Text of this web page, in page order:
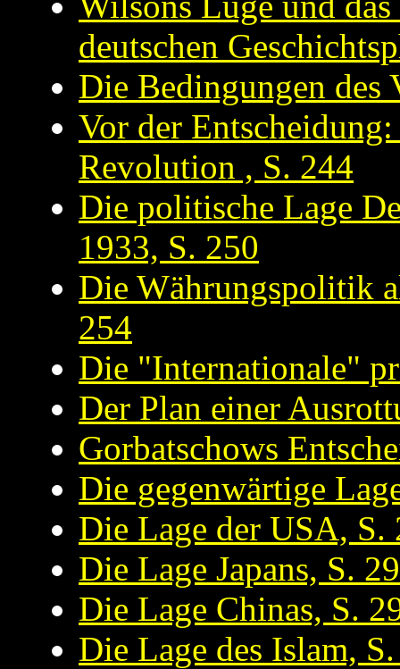
deutschen
Die Bedingungen des
Vor der
Revolution , S. 244
Die politische Lage
1933, S. 250
Die Währungspolitik
254
Die "Internationale"
Der Plan einer
Gorbatschows
Die gegenwärtige
Die Lage der USA, S.
Die Lage Japans, S.
Die Lage Chinas, S.
Die Lage des Islam,